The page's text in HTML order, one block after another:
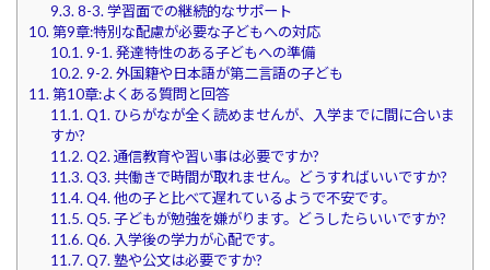
9.3. 8-3. 学習面での継続的なサポート
10. 第9章:特別な配慮が必要な子どもへの対応
10.1. 9-1. 発達特性のある子どもへの準備
10.2. 9-2. 外国籍や日本語が第二言語の子ども
11. 第10章:よくある質問と回答
11.1. Q1. ひらがなが全く読めませんが、入学までに間に合いま
すか?
11.2. Q2. 通信教育や習い事は必要ですか?
11.3. Q3. 共働きで時間が取れません。どうすればいいですか?
11.4. Q4. 他の子と比べて遅れているようで不安です。
11.5. Q5. 子どもが勉強を嫌がります。どうしたらいいですか?
11.6. Q6. 入学後の学力が心配です。
11.7. Q7. 塾や公文は必要ですか?